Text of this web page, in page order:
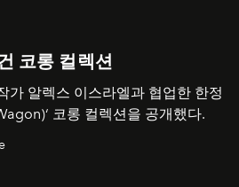
코롱 컬렉션
가 알렉스 이스라엘과 협업한 한정
코롱 컬렉션을 공개했다.